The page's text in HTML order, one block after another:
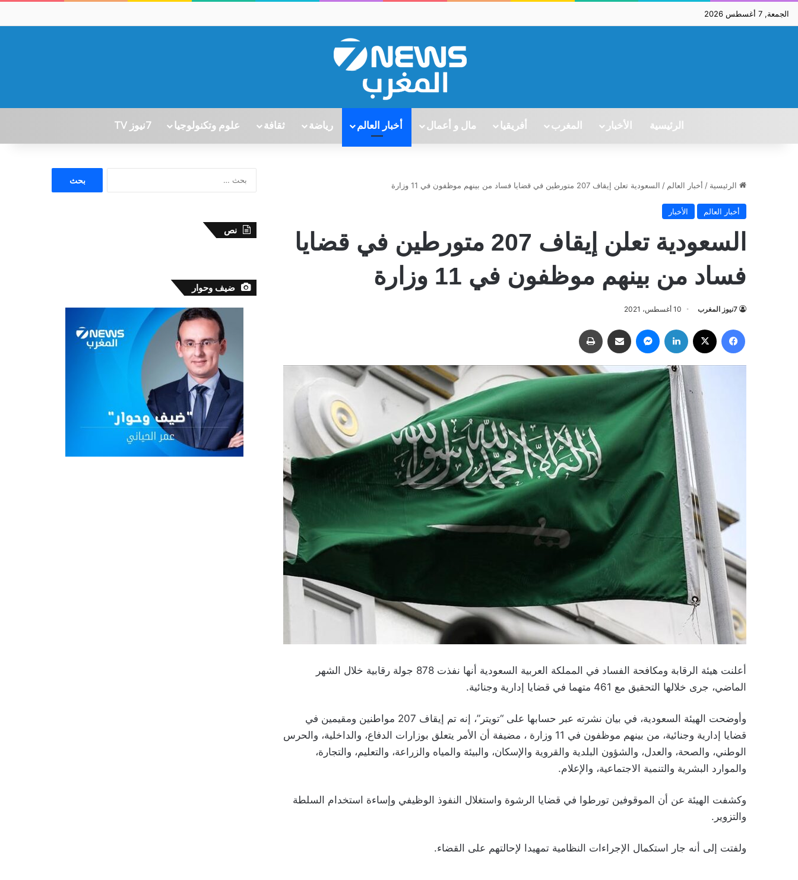
الجمعة, 7 أغسطس 2026
الرئيسية الأخبار المغرب أفريقيا مال و أعمال أخبار العالم رياضة ثقافة علوم وتكنولوجيا 7نيوز TV
الرئيسية / أخبار العالم / السعودية تعلن إيقاف 207 متورطين في قضايا فساد من بينهم موظفون في 11 وزارة
أخبار العالم الأخبار
السعودية تعلن إيقاف 207 متورطين في قضايا
فساد من بينهم موظفون في 11 وزارة
7نيوز المغرب 10 أغسطس، 2021
أعلنت هيئة الرقابة ومكافحة الفساد في المملكة العربية السعودية أنها نفذت 878 جولة رقابية خلال الشهر
الماضي، جرى خلالها التحقيق مع 461 متهما في قضايا إدارية وجنائية.
وأوضحت الهيئة السعودية، في بيان نشرته عبر حسابها على “تويتر”، إنه تم إيقاف 207 مواطنين ومقيمين في
قضايا إدارية وجنائية، من بينهم موظفون في 11 وزارة ، مضيفة أن الأمر يتعلق بوزارات الدفاع، والداخلية، والحرس
الوطني، والصحة، والعدل، والشؤون البلدية والقروية والإسكان، والبيئة والمياه والزراعة، والتعليم، والتجارة،
والموارد البشرية والتنمية الاجتماعية، والإعلام.
وكشفت الهيئة عن أن الموقوفين تورطوا في قضايا الرشوة واستغلال النفوذ الوظيفي وإساءة استخدام السلطة
والتزوير.
ولفتت إلى أنه جار استكمال الإجراءات النظامية تمهيدا لإحالتهم على القضاء.
نص
ضيف وحوار